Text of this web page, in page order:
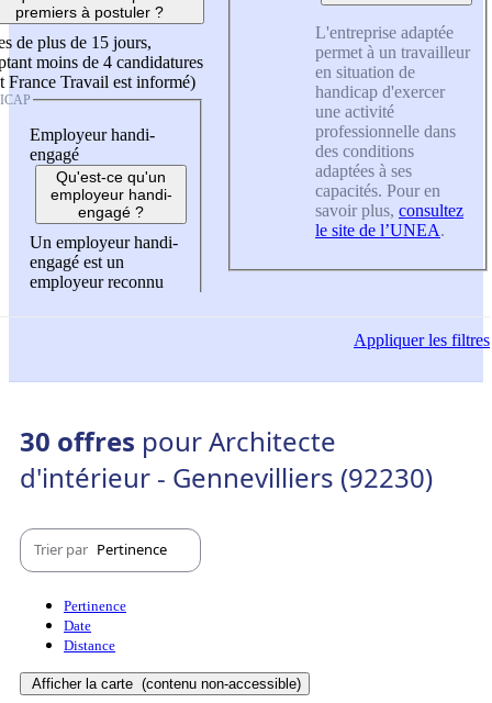
premiers à postuler ?
de plus de 15 jours,
moins de 4 candidatures
France Travail est informé)
Employeur handi-
engagé
Qu'est-ce qu'un
employeur handi-
engagé ?
Un employeur handi-
engagé est un
employeur reconnu
L'entreprise adaptée
permet à un travailleur
en situation de
handicap d'exercer
une activité
professionnelle dans
des conditions
adaptées à ses
capacités. Pour en
savoir plus, consultez
le site de l’UNEA.
Appliquerles filtres
30 offres pour Architecte
d'intérieur - Gennevilliers (92230)
Trier par Pertinence
Pertinence
Date
Distance
Afficher la carte (contenu non-accessible)